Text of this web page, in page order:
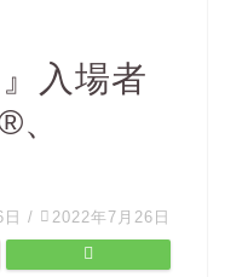
入場者
/ 2022年7月26日